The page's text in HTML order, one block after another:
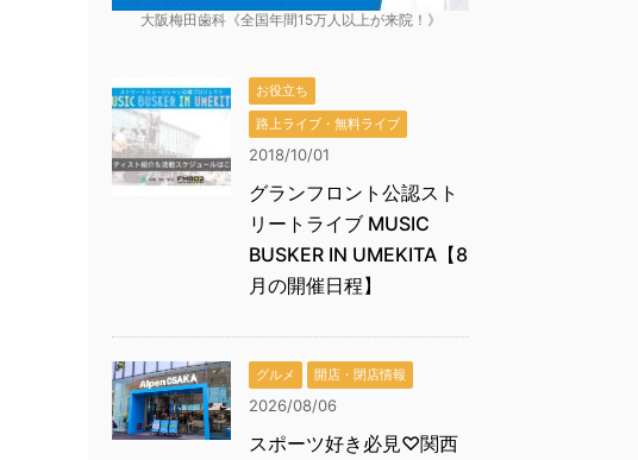
大阪梅田歯科《全国年間15万人以上が来院！》
お役立ち
路上ライブ・無料ライブ
2018/10/01
グランフロント公認スト
リートライブ MUSIC
BUSKER IN UMEKITA【8
月の開催日程】
グルメ 開店・閉店情報
2026/08/06
スポーツ好き必見♡関西